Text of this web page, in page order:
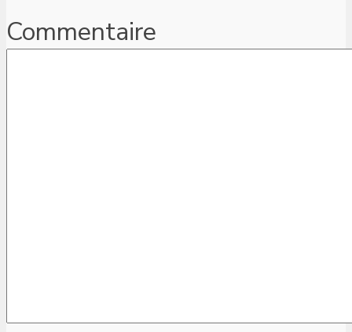
Commentaire